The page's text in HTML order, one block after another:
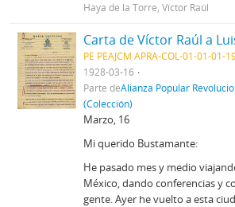
Haya de la Torre, Víctor Raúl
PE PEAJCM APRA-COL-01-01-01-
1928-03-16
Parte deAlianza Popular
(Colección)
Marzo, 16
Mi querido Bustamante:
He pasado mes y medio
México, dando conferencias y
gente. Ayer he vuelto a esta